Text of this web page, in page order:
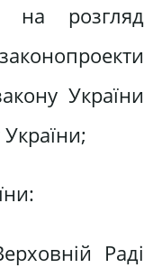
на розгляд
України
Раді